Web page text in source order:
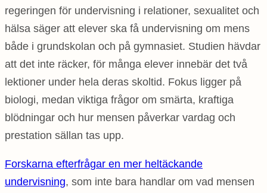
regeringen för undervisning i relationer, sexualitet och
hälsa säger att elever ska få undervisning om mens
både i grundskolan och på gymnasiet. Studien hävdar
att det inte räcker, för många elever innebär det två
lektioner under hela deras skoltid. Fokus ligger på
biologi, medan viktiga frågor om smärta, kraftiga
blödningar och hur mensen påverkar vardag och
prestation sällan tas upp.
Forskarna efterfrågar en mer heltäckande
undervisning, som inte bara handlar om vad mensen